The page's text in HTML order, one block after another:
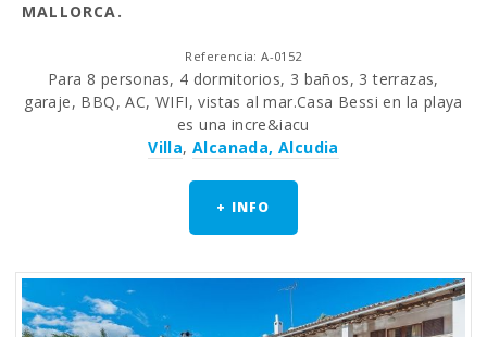
MALLORCA.
Referencia: A-0152
Para 8 personas, 4 dormitorios, 3 baños, 3 terrazas,
garaje, BBQ, AC, WIFI, vistas al mar.Casa Bessi en la playa
es una incre&iacu
Villa, Alcanada, Alcudia
+ INFO